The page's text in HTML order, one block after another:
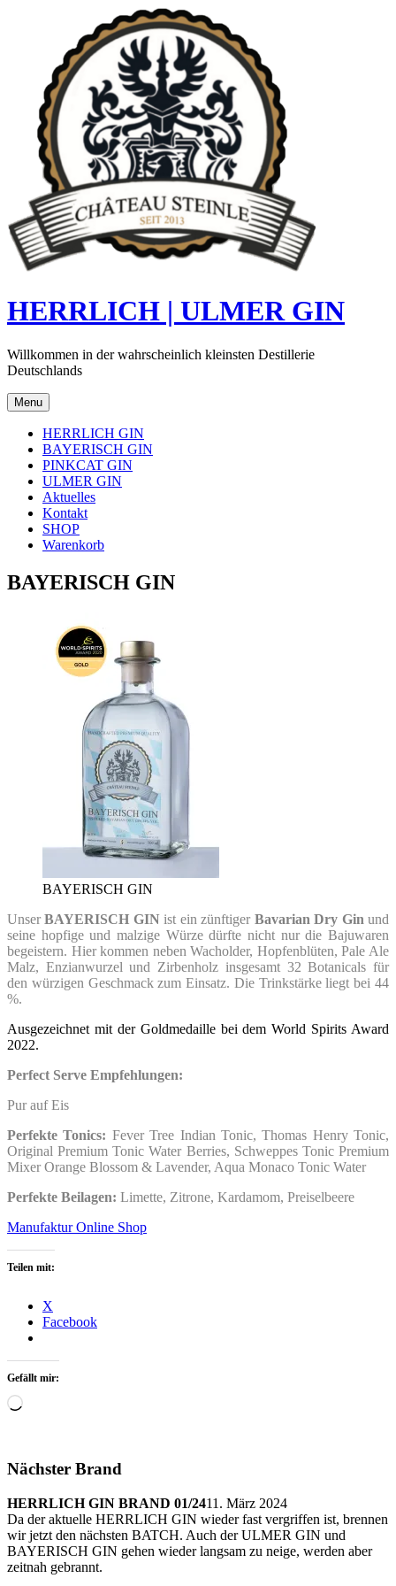
HERRLICH | ULMER GIN
Willkommen in der wahrscheinlich kleinsten Destillerie
Deutschlands
Menu
HERRLICH GIN
BAYERISCH GIN
PINKCAT GIN
ULMER GIN
Aktuelles
Kontakt
SHOP
Warenkorb
BAYERISCH GIN
BAYERISCH GIN
UnserBAYERISCH GINist ein zünftiger Bavarian Dry Gin und
seine hopfige und malzige Würze dürfte nicht nur die Bajuwaren
begeistern. Hier kommen neben Wacholder, Hopfenblüten, Pale Ale
Malz, Enzianwurzel und Zirbenholz insgesamt 32 Botanicals für
den würzigen Geschmack zum Einsatz. Die Trinkstärke liegt bei 44
%.
Ausgezeichnet mit der Goldmedaille bei dem World Spirits Award
2022.
Perfect Serve Empfehlungen:
Pur auf Eis
Perfekte Tonics: Fever Tree Indian Tonic, Thomas Henry Tonic,
Original Premium Tonic Water Berries, Schweppes Tonic Premium
Mixer Orange Blossom & Lavender, Aqua Monaco Tonic Water
Perfekte Beilagen: Limette, Zitrone, Kardamom, Preiselbeere
Manufaktur Online Shop
Teilen mit:
X
Facebook
Gefällt mir:
Wird
Nächster Brand
HERRLICH GIN BRAND 01/2411. März 2024
Da der aktuelle HERRLICH GIN wieder fast vergriffen ist, brennen
wir jetzt den nächsten BATCH. Auch der ULMER GIN und
BAYERISCH GIN gehen wieder langsam zu neige, werden aber
zeitnah gebrannt.